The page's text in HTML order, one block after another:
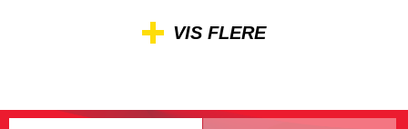
VIS FLERE